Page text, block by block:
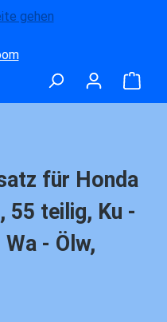
für Honda
55 teilig, Ku -
- Ölw,